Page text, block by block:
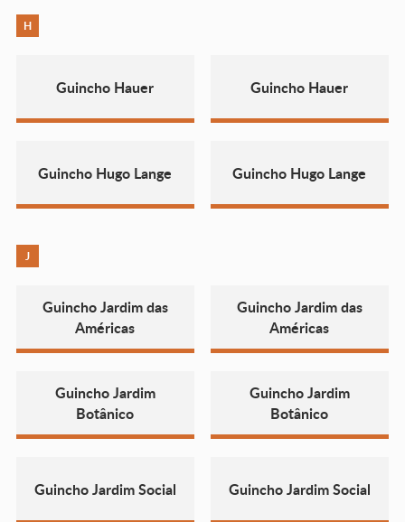
H
Guincho Hauer Guincho Hauer
Guincho Hugo Lange Guincho Hugo Lange
J
Guincho Jardim das
Américas
Guincho Jardim das
Américas
Guincho Jardim
Botânico
Guincho Jardim
Botânico
Guincho Jardim Social Guincho Jardim Social